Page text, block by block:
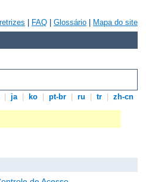
FAQ Glossário Mapa do site
ja ko pt-br ru tr zh-cn